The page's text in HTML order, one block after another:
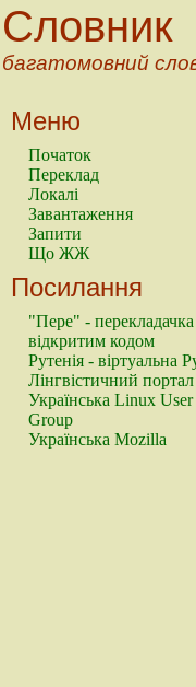
Словник
багатомовний
Меню
Початок
Переклад
Локалі
Завантаження
Запити
Що ЖЖ
Посилання
"Пере" - перекладачка
відкритим кодом
Рутенія - віртуальна
Лінгвістичний портал
Українська Linux User
Group
Українська Mozilla